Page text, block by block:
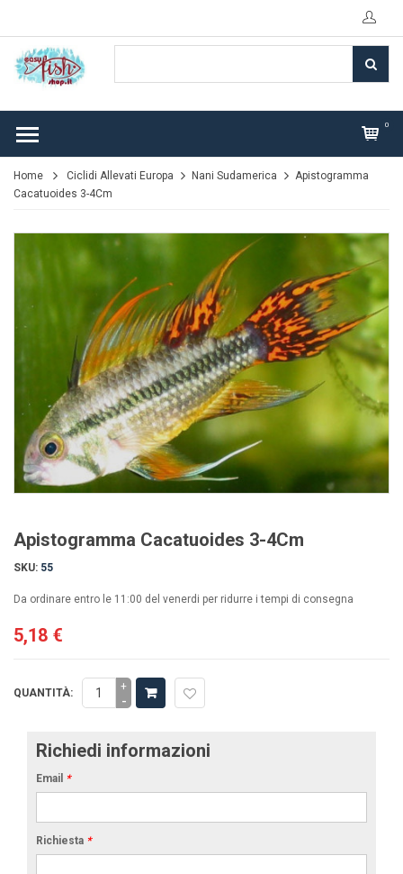
0
Home Ciclidi Allevati Europa Nani Sudamerica
Apistogramma
Cacatuoides 3-4Cm
Apistogramma Cacatuoides 3-4Cm
SKU: 55
Da ordinare entro le 11:00 del venerdi per ridurre i tempi di consegna
5,18 €
QUANTITÀ: +
-
Richiedi informazioni
Email *
Richiesta *